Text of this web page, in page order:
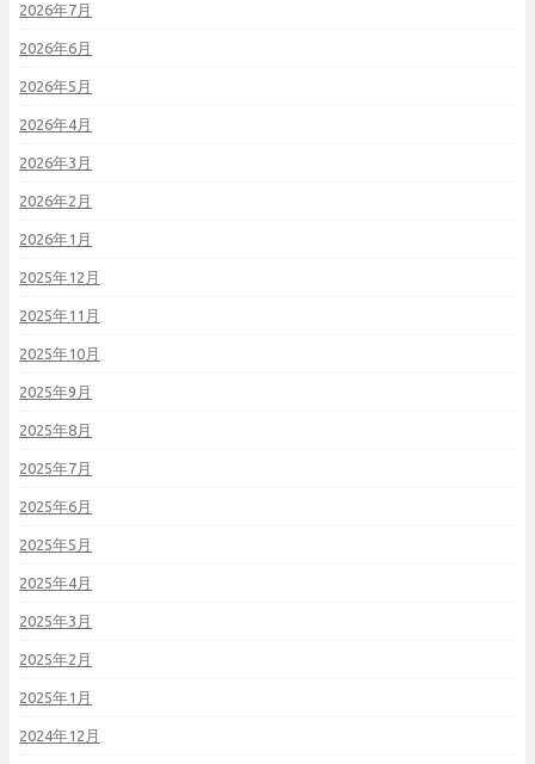
2026年7月
2026年6月
2026年5月
2026年4月
2026年3月
2026年2月
2026年1月
2025年12月
2025年11月
2025年10月
2025年9月
2025年8月
2025年7月
2025年6月
2025年5月
2025年4月
2025年3月
2025年2月
2025年1月
2024年12月